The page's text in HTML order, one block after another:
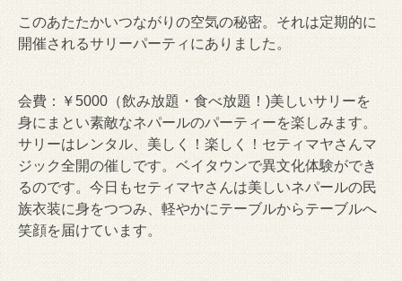
このあたたかいつながりの空気の秘密。それは定期的に
開催されるサリーパーティにありました。
会費：￥5000（飲み放題・食べ放題！)美しいサリーを
身にまとい素敵なネパールのパーティーを楽しみます。
サリーはレンタル、美しく！楽しく！セティマヤさんマ
ジック全開の催しです。ベイタウンで異文化体験ができ
るのです。今日もセティマヤさんは美しいネパールの民
族衣装に身をつつみ、軽やかにテーブルからテーブルへ
笑顔を届けています。